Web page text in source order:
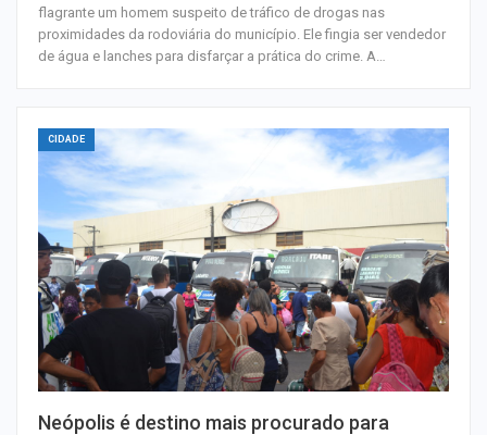
flagrante um homem suspeito de tráfico de drogas nas
proximidades da rodoviária do município. Ele fingia ser vendedor
de água e lanches para disfarçar a prática do crime. A…
CIDADE
Neópolis é destino mais procurado para